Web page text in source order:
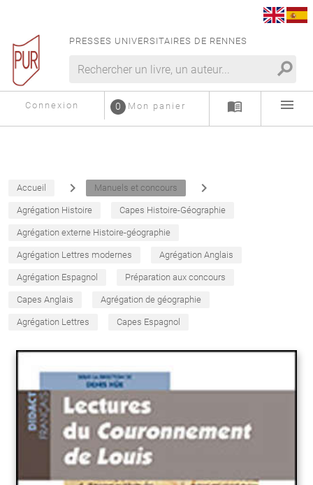
PRESSES UNIVERSITAIRES DE RENNES
search
Connexion Mon panier
0 menu_book menu
Accueil navigate_next Manuels et concours navigate_next
Agrégation Histoire Capes Histoire-Géographie
Agrégation externe Histoire-géographie
Agrégation Lettres modernes Agrégation Anglais
Agrégation Espagnol Préparation aux concours
Capes Anglais Agrégation de géographie
Agrégation Lettres Capes Espagnol